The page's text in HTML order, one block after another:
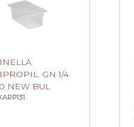
GN 1/4
NEW BUL